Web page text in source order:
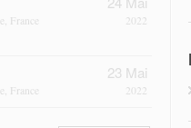
France 2022
France
23 Mai
2022